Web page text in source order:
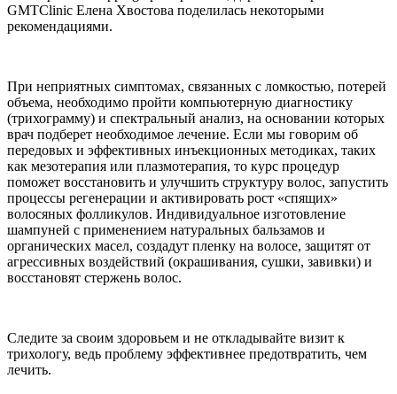
GMTClinic Елена Хвостова поделилась некоторыми
рекомендациями.
При неприятных симптомах, связанных с ломкостью, потерей
объема, необходимо пройти компьютерную диагностику
(трихограмму) и спектральный анализ, на основании которых
врач подберет необходимое лечение. Если мы говорим об
передовых и эффективных инъекционных методиках, таких
как мезотерапия или плазмотерапия, то курс процедур
поможет восстановить и улучшить структуру волос, запустить
процессы регенерации и активировать рост «спящих»
волосяных фолликулов. Индивидуальное изготовление
шампуней с применением натуральных бальзамов и
органических масел, создадут пленку на волосе, защитят от
агрессивных воздействий (окрашивания, сушки, завивки) и
восстановят стержень волос.
Следите за своим здоровьем и не откладывайте визит к
трихологу, ведь проблему эффективнее предотвратить, чем
лечить.